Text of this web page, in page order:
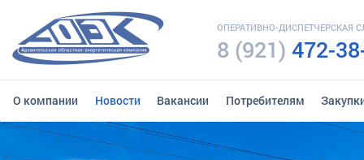
ОПЕРАТИВНО-ДИСПЕТЧЕРСКАЯ
8 (921) 472-
О компании Новости Вакансии Потребителям